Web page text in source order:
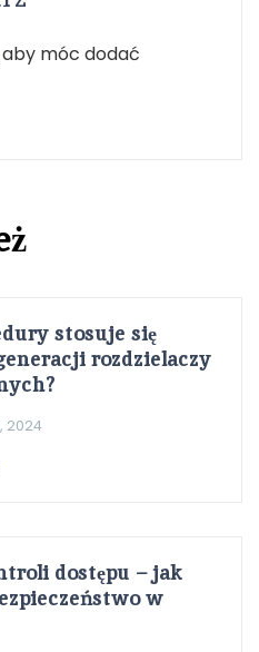
aby móc dodać
stosuje się
rozdzielaczy
2024
dostępu – jak
w